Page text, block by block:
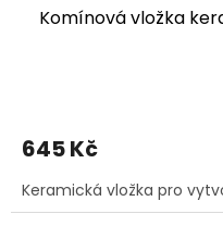
Komínová vložka
645 Kč
Keramická vložka pro